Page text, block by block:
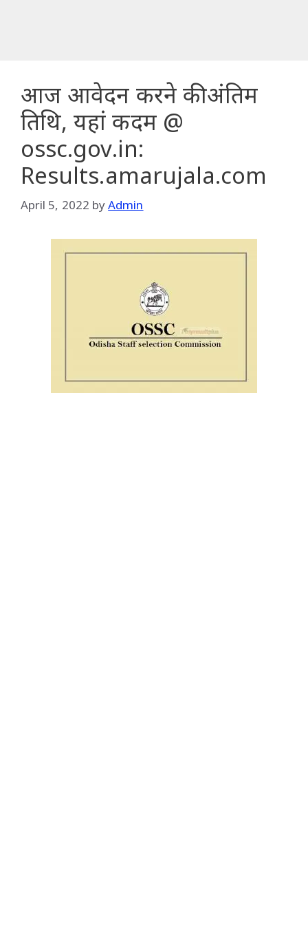
आज आवेदन करने की अंतिम
तिथि, यहां कदम @
ossc.gov.in:
Results.amarujala.com
April 5, 2022 byAdmin